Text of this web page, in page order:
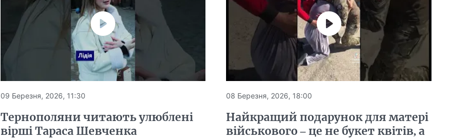
09 Березня, 2026, 11:30
Тернополяни читають улюблені
вірші Тараса Шевченка
08 Березня, 2026, 18:00
Найкращий подарунок для матері
військового – це не букет квітів, а